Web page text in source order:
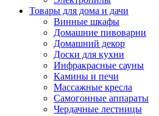
Товары для дома и дачи
Винные шкафы
Домашние пивоварни
Домашний декор
Доски для кухни
Инфракрасные сауны
Камины и печи
Массажные кресла
Самогонные аппараты
Чердачные лестницы